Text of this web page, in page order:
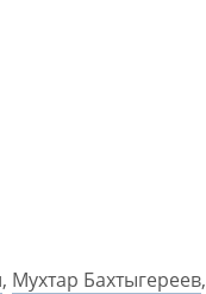
, Мухтар Бахтыгереев,